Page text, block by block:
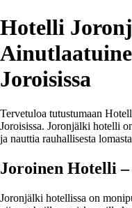
Hotelli
Joroisissa
Tervetuloa tutustumaan
Joroisissa. Joronjälki hotelli
ja nauttia rauhallisesta
Joroinen Hotelli
Joronjälki hotellissa on